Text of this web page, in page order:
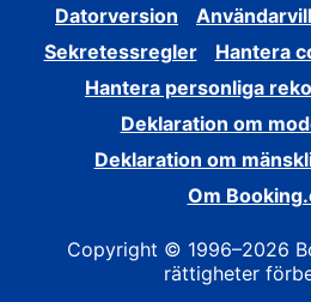
Datorversion
Sekretessregler
Hantera
Hantera personliga
Deklaration om
Deklaration om
Om
Copyright © 1996–2026
rättigheter